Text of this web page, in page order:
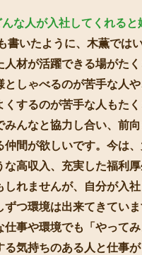
んな人が入社してくれると
書いたように、木薫では
人材が活躍できる場がたく
としゃべるのが苦手な人
くするのが苦手な人もた
みんなと協力し合い、前
仲間が欲しいです。今は
な高収入、充実した福利
しれませんが、自分が入
ずつ環境は出来てきていま
仕事や環境でも「やって
る気持ちのある人と仕事が